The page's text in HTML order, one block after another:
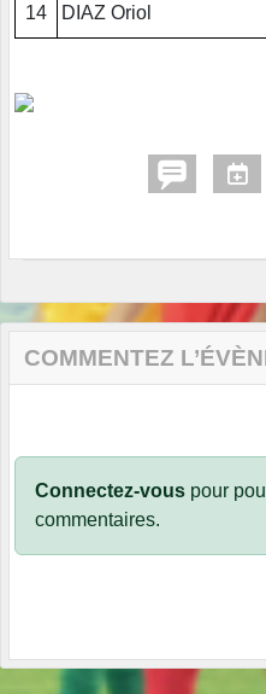
14 DIAZ Oriol
COMMENTEZ
Connectez-vous pour
commentaires.